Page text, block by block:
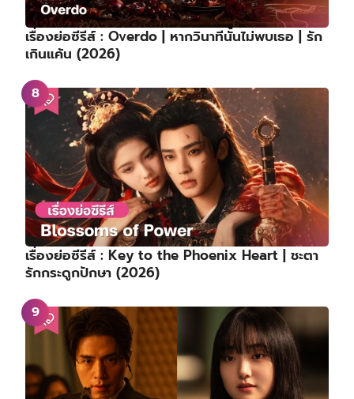
เรื่องย่อซีรีส์ : Overdo | หากวินาทีนั้นไม่พบเธอ | รัก
เกินแค้น (2026)
เรื่องย่อซีรีส์ : Key to the Phoenix Heart | ชะตา
รักกระดูกปักษา (2026)